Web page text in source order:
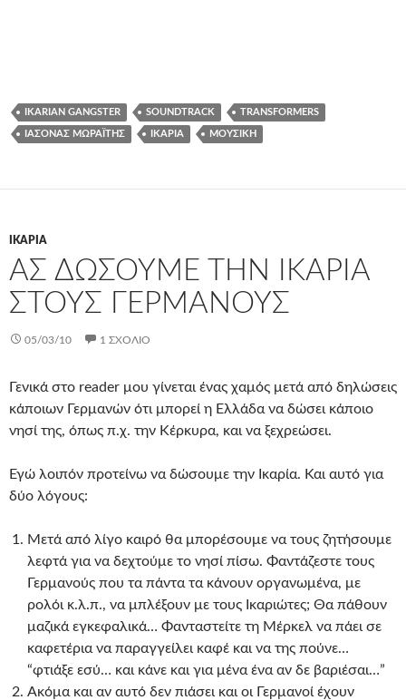
IKARIAN GANGSTER SOUNDTRACK TRANSFORMERS
ΙΆΣΟΝΑΣ ΜΩΡΑΪ́ΤΗΣ ΙΚΑΡΊΑ ΜΟΥΣΙΚΉ
ΙΚΑΡΊΑ
ΑΣ ΔΏΣΟΥΜΕ ΤΗΝ ΙΚΑΡΊΑ
ΣΤΟΥΣ ΓΕΡΜΑΝΟΎΣ
05/03/10 1 ΣΧΌΛΙΟ
Γενικά στο reader μου γίνεται ένας χαμός μετά από δηλώσεις
κάποιων Γερμανών ότι μπορεί η Ελλάδα να δώσει κάποιο
νησί της, όπως π.χ. την Κέρκυρα, και να ξεχρεώσει.
Εγώ λοιπόν προτείνω να δώσουμε την Ικαρία. Και αυτό για
δύο λόγους:
Μετά από λίγο καιρό θα μπορέσουμε να τους ζητήσουμε
λεφτά για να δεχτούμε το νησί πίσω. Φαντάζεστε τους
Γερμανούς που τα πάντα τα κάνουν οργανωμένα, με
ρολόι κ.λ.π., να μπλέξουν με τους Ικαριώτες; Θα πάθουν
μαζικά εγκεφαλικά… Φανταστείτε τη Μέρκελ να πάει σε
καφετέρια να παραγγείλει καφέ και να της πούνε…
“φτιάξε εσύ… και κάνε και για μένα ένα αν δε βαριέσαι…”
Ακόμα και αν αυτό δεν πιάσει και οι Γερμανοί έχουν